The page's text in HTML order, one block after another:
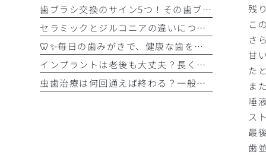
残
こ
さ
甘
た
ま
唾
ス
最
歯
歯ブラシ交換のサイン5つ！その歯ブラシ、まだ使っていませんか？🪥
セラミックとジルコニアの違いについて解説！！
🦷✨毎日の歯みがきで、健康な歯を守りましょう✨🪥
インプラントは老後も大丈夫？長く快適に使うためのポイントと知っておきたい注意点を詳しく解説
虫歯治療は何回通えば終わる？一般的な治療回数の目安と治療期間をわかりやすく解説